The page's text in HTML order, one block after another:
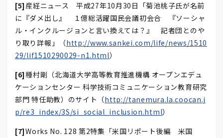
[5]産経ニュース 平成27年10月30日「菊池桃子氏が名前
に『ダメ出し』 １億総活躍国民会議初会合 『ソーシャ
ル・インクルージョンと言い換えては？』 記者団とのや
り取り詳報」（http://www.sankei.com/life/news/1510
29/lif1510290029-n1.html）
[6]種村剛（北海道大学高等教育推進機構 オープンエデュ
ケーションセンター 科学技術コミュニケーション教育研究
部門 特任助教）のサイト（http://tanemura.la.coocan.j
p/re3_index/3S/si_social_inclusion.html）
[7]Works No. 128 第2特集「米国リポート後編 米国